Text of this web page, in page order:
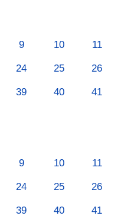
9 10 11
24 25 26
39 40 41
9 10 11
24 25 26
39 40 41